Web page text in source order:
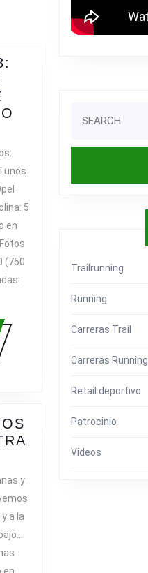
unos
5
en
(750
y
a la
for:
Trailrunning
Running
Carreras Trail
Carreras Running
Retail deportivo
Patrocinio
Videos